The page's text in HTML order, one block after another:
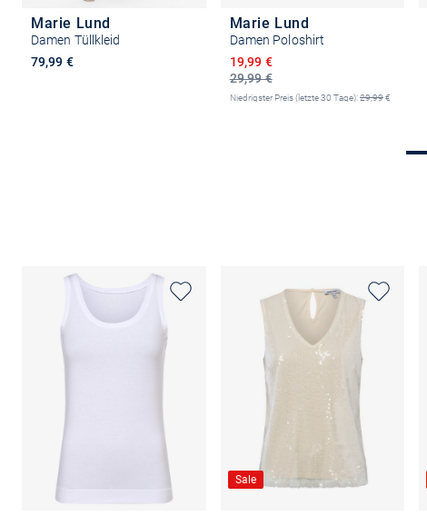
Marie Lund
Damen Tüllkleid
79,99 €
Marie Lund
Damen Poloshirt
29,99 €
Ermäßigter Preis
19,99 €
Niedrigster Preis (letzte 30 Tage):29,99€
Sale